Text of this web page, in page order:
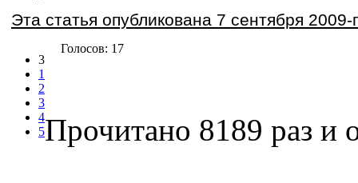
Эта статья опубликована 7 сентября 2009-
3
1
2
3
4
5
Голосов: 17
Прочитано 8189 раз и